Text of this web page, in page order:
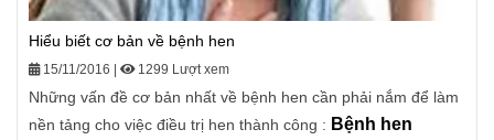
Hiểu biết cơ bản về bệnh hen
15/11/2016 | 1299 Lượt xem
Những vấn đề cơ bản nhất về bệnh hen cần phải nắm để làm
nền tảng cho việc điều trị hen thành công : Bệnh hen